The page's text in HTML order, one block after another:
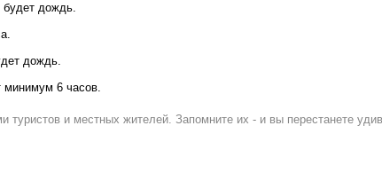
будет дождь.
дождь.
минимум 6 часов.
туристов и местных жителей. Запомните их - и вы перестанете